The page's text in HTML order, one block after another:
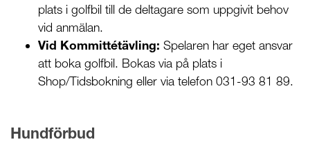
plats i golfbil till de deltagare som uppgivit behov
vid anmälan.
Vid Kommittétävling: Spelaren har eget ansvar
att boka golfbil. Bokas via på plats i
Shop/Tidsbokning eller via telefon 031-93 81 89.
Hundförbud